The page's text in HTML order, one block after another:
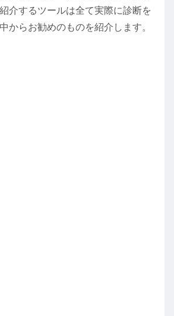
介するツールは全て実際に診断を
からお勧めのものを紹介します。